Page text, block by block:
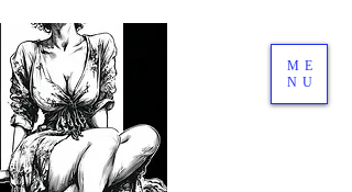
ME
NU